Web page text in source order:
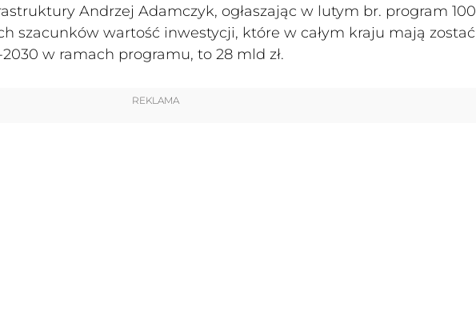
Andrzej Adamczyk, ogłaszając w lutym br. program 100
szacunków wartość inwestycji, które w całym kraju mają zostać
w ramach programu, to 28 mld zł.
REKLAMA